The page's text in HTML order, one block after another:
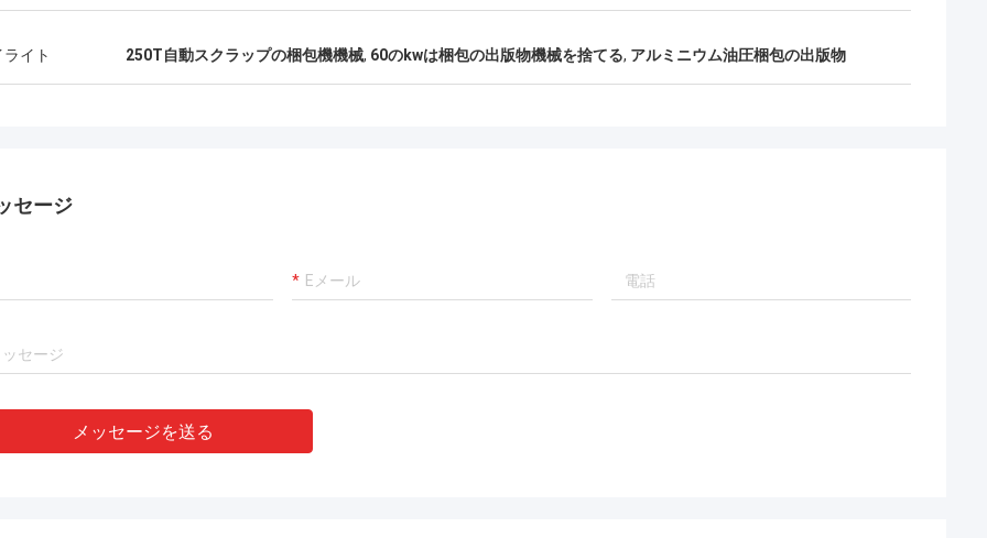
イト 250T自動スクラップの梱包機機械, 60のkwは梱包の出版物機械を捨てる, アルミニウム油圧梱包の出版物
セージ
メッセージを送る